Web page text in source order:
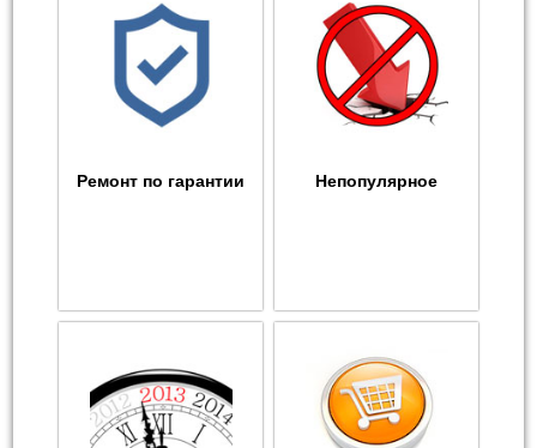
Ремонт по гарантии Непопулярное